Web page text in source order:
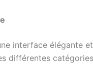
interface élégante
différentes